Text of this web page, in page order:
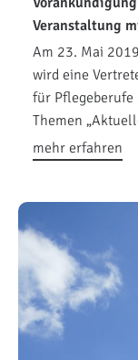
Veranstaltung
Am 23. Mai
wird eine
für Pflegeberufe
Themen
mehr erfahren